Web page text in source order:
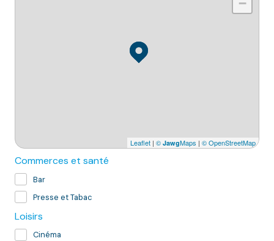
−
Leaflet | © JawgMaps | © OpenStreetMap
Commerces et santé
Bar
Presse et Tabac
Loisirs
Cinéma